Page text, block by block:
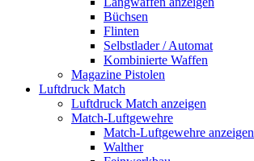
Büchsen
Flinten
Selbstlader / Automat
Kombinierte Waffen
Magazine Pistolen
Luftdruck Match
Luftdruck Match anzeigen
Match-Luftgewehre
Match-Luftgewehre anzeigen
Walther